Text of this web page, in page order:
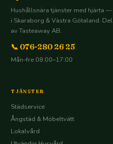
Hushållsnära tjänster med hjärta —
i Skaraborg & Västra Götaland. Del
av Tasteaway AB.
📞 076-280 26 25
Mån–fre 08:00–17:00
TJÄNSTER
Städservice
Ångstäd & Möbeltvätt
Lokalvård